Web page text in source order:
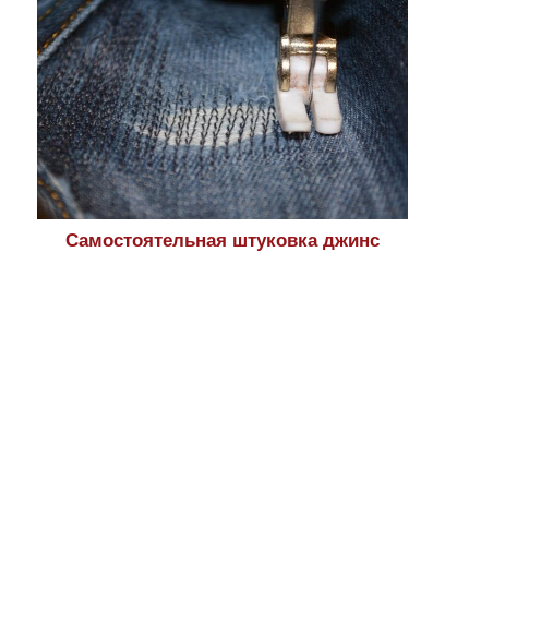
Самостоятельная штуковка джинс